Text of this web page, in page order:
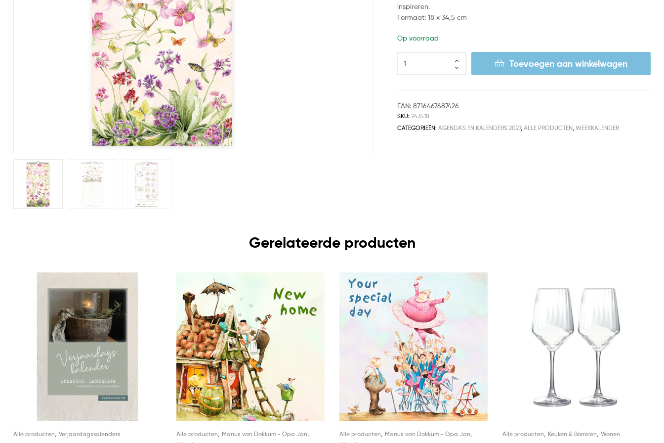
inspireren.
Formaat: 18 x 34,5 cm
Op voorraad
Toevoegen aan winkelwagen
EAN:8716467687426
SKU:243518
CATEGORIEËN:AGENDA'S EN KALENDERS 2027,ALLE PRODUCTEN ,WEEKKALENDER
Gerelateerde producten
Alle producten, Verjaardagskalenders Alle producten, Marius van Dokkum - Opa Jan, Alle producten, Marius van Dokkum - Opa Jan, Alle producten, Keuken & Borrelen, Wonen